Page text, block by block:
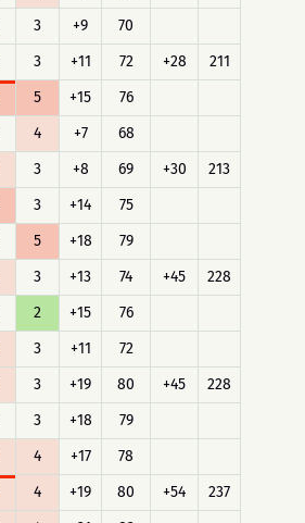
3 +9
70
3 +11 72 +28
211
5 +15
76
4 +7
68
3 +8 69 +30
213
3 +14
75
5 +18
79
3 +13 74 +45
228
2 +15
76
3 +11
72
3 +19 80 +45
228
3 +18
79
4 +17
78
4 +19 80 +54
237